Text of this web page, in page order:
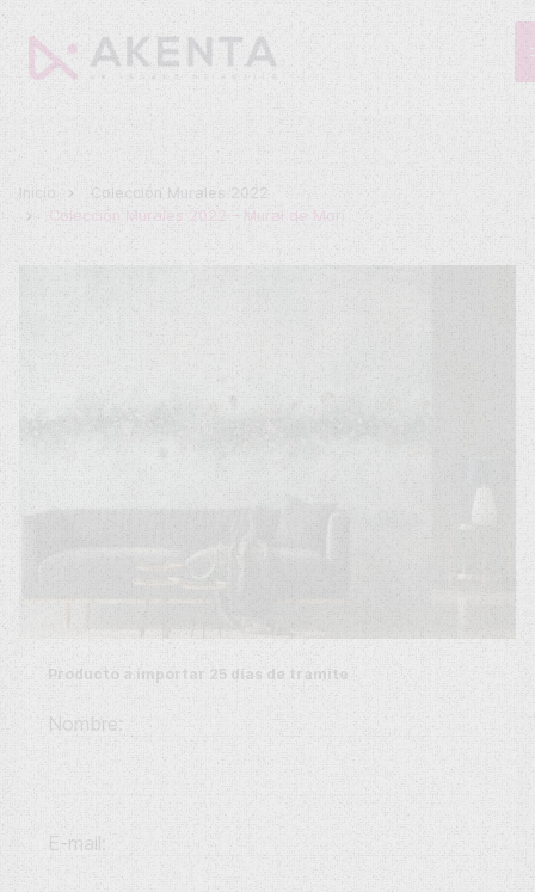
Inicio
Colección Murales 2022
Colección Murales 2022 – Mural de Mori
Producto a importar 25 días de tramite
Nombre:
E-mail: